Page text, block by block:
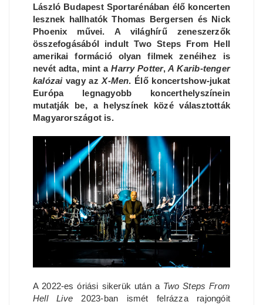
László Budapest Sportarénában élő koncerten
lesznek hallhatók Thomas Bergersen és Nick
Phoenix művei. A világhírű zeneszerzők
összefogásából indult Two Steps From Hell
amerikai formáció olyan filmek zenéihez is
nevét adta, mint aHarry Potter, A Karib-tenger
kalózaivagy azX-Men. Élő koncertshow-jukat
Európa legnagyobb koncerthelyszínein
mutatják be, a helyszínek közé választották
Magyarországot is.
A 2022-es óriási sikerük után a Two Steps From
Hell Live 2023-ban ismét felrázza rajongóit